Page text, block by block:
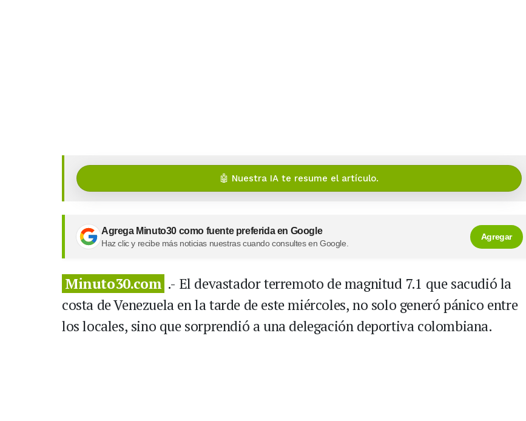
🤖 Nuestra IA te resume el artículo.
Agrega Minuto30 como fuente preferida en Google
Haz clic y recibe más noticias nuestras cuando consultes en Google.
Agregar
Minuto30.com .- El devastador terremoto de magnitud 7.1 que sacudió la
costa de Venezuela en la tarde de este miércoles, no solo generó pánico entre
los locales, sino que sorprendió a una delegación deportiva colombiana.